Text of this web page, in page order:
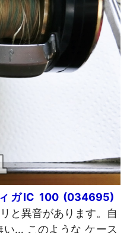
ガIC 100 (034695)
と異音があります。自
… このような ケース